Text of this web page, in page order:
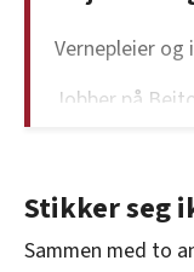
Vernepleier
Jobber på
Stikker seg
Sammen med to